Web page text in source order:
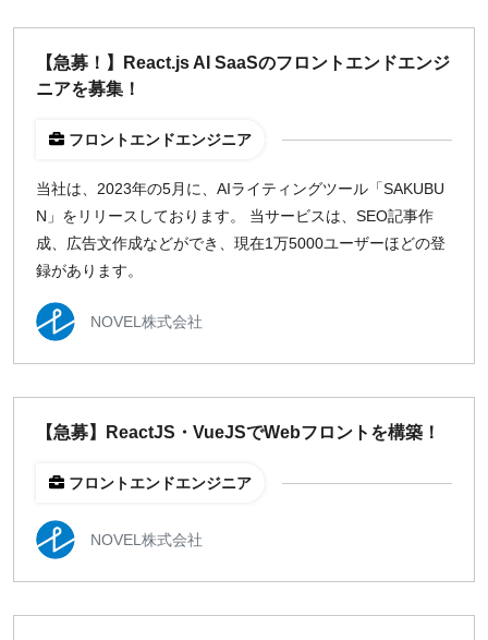
【急募！】React.js AI SaaSのフロントエンドエンジ
ニアを募集！
フロントエンドエンジニア
当社は、2023年の5月に、AIライティングツール「SAKUBU
N」をリリースしております。 当サービスは、SEO記事作
成、広告文作成などができ、現在1万5000ユーザーほどの登
録があります。
NOVEL株式会社
【急募】ReactJS・VueJSでWebフロントを構築！
フロントエンドエンジニア
NOVEL株式会社